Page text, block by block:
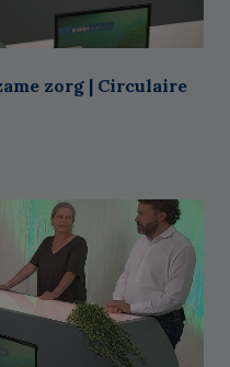
zorg | Circulaire